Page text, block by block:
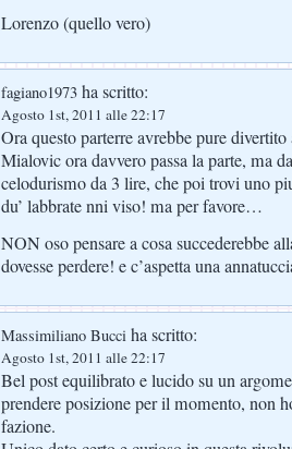
Lorenzo (quello vero)
fagiano1973 ha scritto:
Agosto 1st, 2011 alle 22:17
Ora questo parterre avrebbe pure
Mialovic ora davvero passa la parte, ma
celodurismo da 3 lire, che poi trovi uno
du’ labbrate nni viso! ma per favore…
NON oso pensare a cosa succederebbe
dovesse perdere! e c’aspetta una
Massimiliano Bucci ha scritto:
Agosto 1st, 2011 alle 22:17
Bel post equilibrato e lucido su un
prendere posizione per il momento, non
fazione.